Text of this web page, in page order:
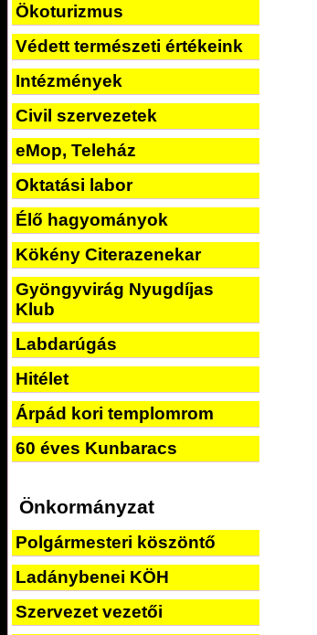
Ökoturizmus
Védett természeti értékeink
Intézmények
Civil szervezetek
eMop, Teleház
Oktatási labor
Élő hagyományok
Kökény Citerazenekar
Gyöngyvirág Nyugdíjas
Klub
Labdarúgás
Hitélet
Árpád kori templomrom
60 éves Kunbaracs
Önkormányzat
Polgármesteri köszöntő
Ladánybenei KÖH
Szervezet vezetői